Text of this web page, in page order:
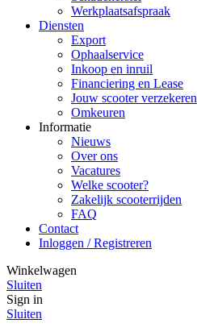
Werkplaatsafspraak
Diensten
Export
Ophaalservice
Inkoop en inruil
Financiering en Lease
Jouw scooter verzekeren
Omkeuren
Informatie
Nieuws
Over ons
Vacatures
Welke scooter?
Zakelijk scooterrijden
FAQ
Contact
Inloggen / Registreren
Winkelwagen
Sluiten
Sign in
Sluiten